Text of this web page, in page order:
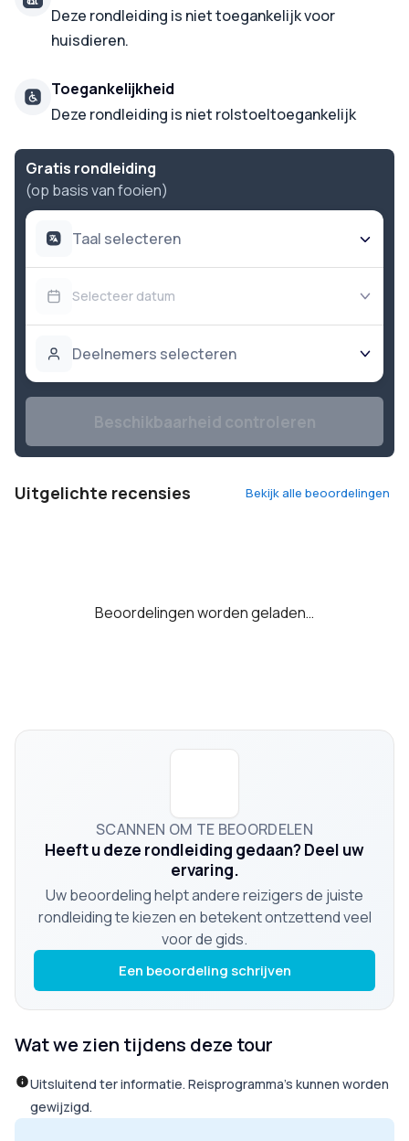
Deze rondleiding is niet toegankelijk voor
huisdieren.
Toegankelijkheid
Deze rondleiding is niet rolstoeltoegankelijk
Gratis rondleiding
(op basis van fooien)
Taal selecteren
Selecteer datum
Deelnemers selecteren
Uitgelichte recensies Bekijk alle beoordelingen
Beoordelingen worden geladen…
SCANNEN OM TE BEOORDELEN
Heeft u deze rondleiding gedaan? Deel uw
ervaring.
Uw beoordeling helpt andere reizigers de juiste
rondleiding te kiezen en betekent ontzettend veel
voor de gids.
Een beoordeling schrijven
Wat we zien tijdens deze tour
Uitsluitend ter informatie. Reisprogramma’s kunnen worden
gewijzigd.